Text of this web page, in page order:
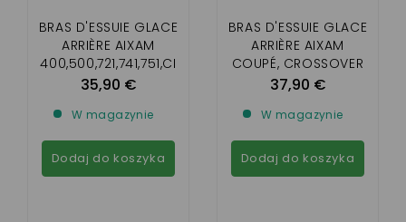
BRAS D'ESSUIE GLACE
ARRIÈRE AIXAM
400,500,721,741,751,CI
TY, CITY S ET
35,90 €
W magazynie
Dodaj do koszyka
BRAS D'ESSUIE GLACE
ARRIÈRE AIXAM
COUPÉ, CROSSOVER
ET CROSSLINE
VISION ET SENSATION)
37,90 €
W magazynie
Dodaj do koszyka